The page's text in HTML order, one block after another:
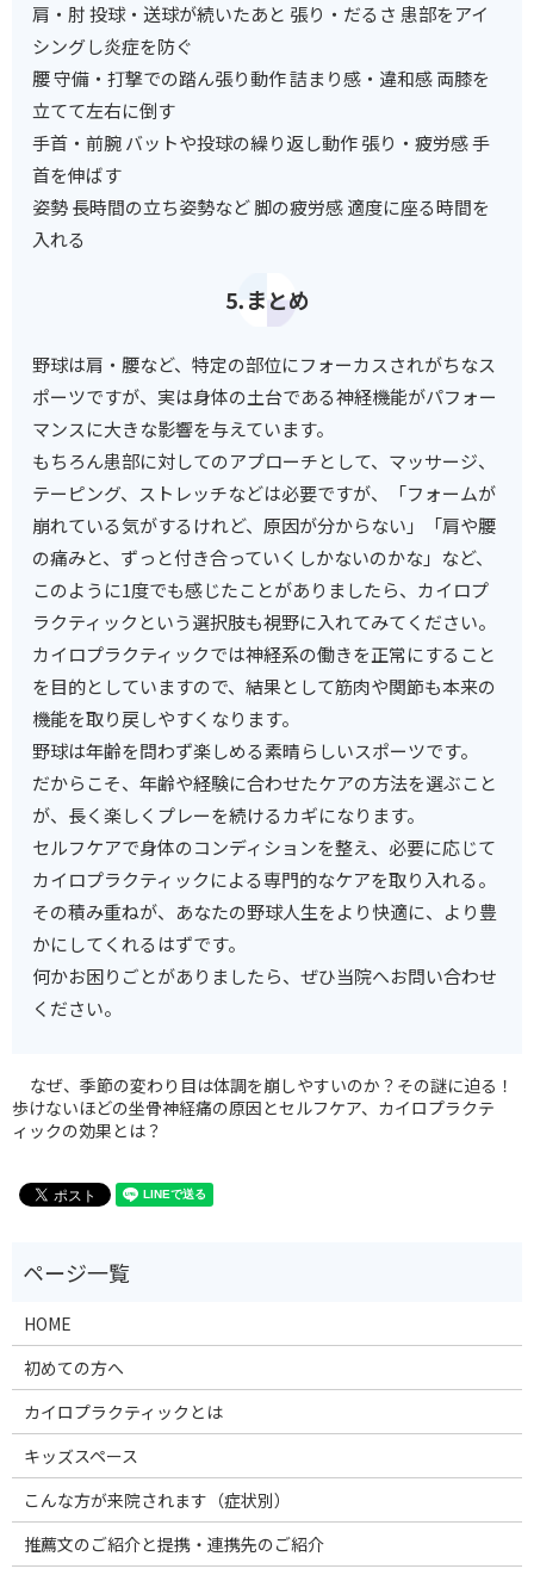
肩・肘 投球・送球が続いたあと 張り・だるさ 患部をアイ
シングし炎症を防ぐ
腰 守備・打撃での踏ん張り動作 詰まり感・違和感 両膝を
立てて左右に倒す
手首・前腕 バットや投球の繰り返し動作 張り・疲労感 手
首を伸ばす
姿勢 長時間の立ち姿勢など 脚の疲労感 適度に座る時間を
入れる
⒌まとめ
野球は肩・腰など、特定の部位にフォーカスされがちなス
ポーツですが、実は身体の土台である神経機能がパフォー
マンスに大きな影響を与えています。
もちろん患部に対してのアプローチとして、マッサージ、
テーピング、ストレッチなどは必要ですが、「フォームが
崩れている気がするけれど、原因が分からない」「肩や腰
の痛みと、ずっと付き合っていくしかないのかな」など、
このように1度でも感じたことがありましたら、カイロプ
ラクティックという選択肢も視野に入れてみてください。
カイロプラクティックでは神経系の働きを正常にすること
を目的としていますので、結果として筋肉や関節も本来の
機能を取り戻しやすくなります。
野球は年齢を問わず楽しめる素晴らしいスポーツです。
だからこそ、年齢や経験に合わせたケアの方法を選ぶこと
が、長く楽しくプレーを続けるカギになります。
セルフケアで身体のコンディションを整え、必要に応じて
カイロプラクティックによる専門的なケアを取り入れる。
その積み重ねが、あなたの野球人生をより快適に、より豊
かにしてくれるはずです。
何かお困りごとがありましたら、ぜひ当院へお問い合わせ
ください。
なぜ、季節の変わり目は体調を崩しやすいのか？その謎に迫る！
歩けないほどの坐骨神経痛の原因とセルフケア、カイロプラクテ
ィックの効果とは？
HOME
初めての方へ
カイロプラクティックとは
キッズスペース
こんな方が来院されます（症状別）
推薦文のご紹介と提携・連携先のご紹介